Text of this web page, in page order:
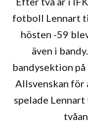
fotboll Lennart
hösten -59
även i
bandysektion
Allsvenskan för
spelade